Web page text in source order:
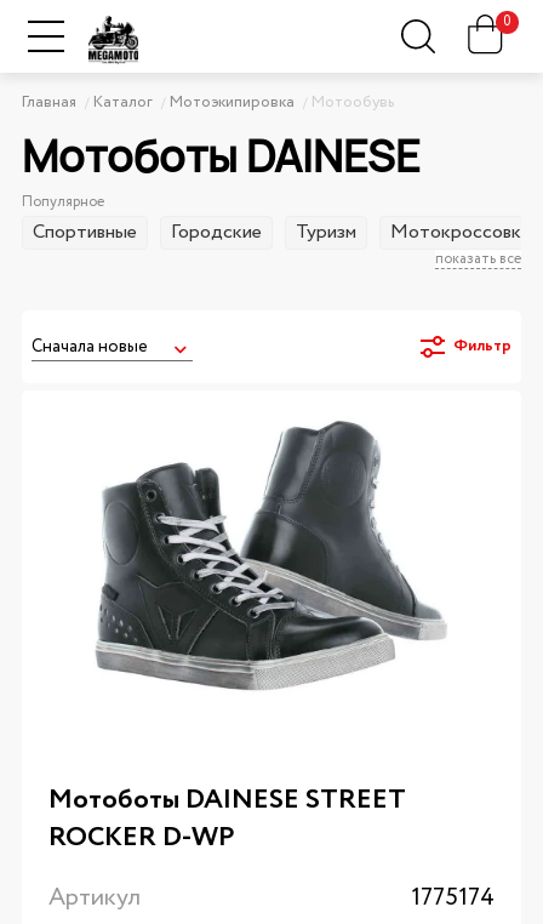
0
Главная Каталог Мотоэкипировка Мотообувь
Мотоботы DAINESE
Популярное
показать все
Спортивные Городские Туризм Мотокроссовки
Фильтр
Мотоботы DAINESE STREET
ROCKER D-WP
Артикул
1775174